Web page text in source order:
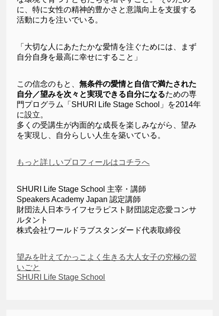
に、特に女性の精神的豊かさと意識向上を支援する
活動に力を注いでいる。
「大切な人にあたたかな愛情を注ぐためには、まず
自分自身を最高に幸せにすること」
この信念のもと、無条件の愛情と自信で満たされた
自分／望みを次々と実現できる自分になるための専
門プログラム「SHURI Life Stage School」を2014年
に設立。
多くの受講生が内面的な成長を楽しみながら、望み
を実現し、自分らしい人生を築いている。
もっと詳しいプロフィールはコチラへ
SHURI Life Stage School 主宰・講師
Speakers Academy Japan 認定講師
財団法人日本ライフセラピスト財団認定恋愛コンサ
ルタント
株式会社ワールドラブスタンダード代表取締役
望みを叶えてかっこよく生きる大人女子の究極の習
いごと
SHURI Life Stage School